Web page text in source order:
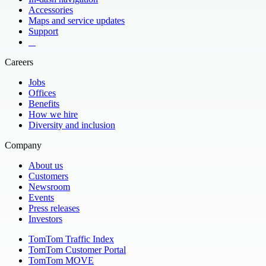
the Vatican City
Accessories
Maps and service updates
Support
Careers
Jobs
Offices
Benefits
How we hire
Diversity and inclusion
Company
About us
Customers
Newsroom
Events
Press releases
Investors
TomTom Traffic Index
TomTom Customer Portal
TomTom MOVE